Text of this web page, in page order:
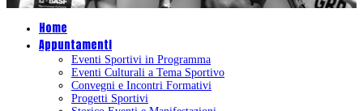
Home
Appuntamenti
Eventi Sportivi in Programma
Eventi Culturali a Tema Sportivo
Convegni e Incontri Formativi
Progetti Sportivi